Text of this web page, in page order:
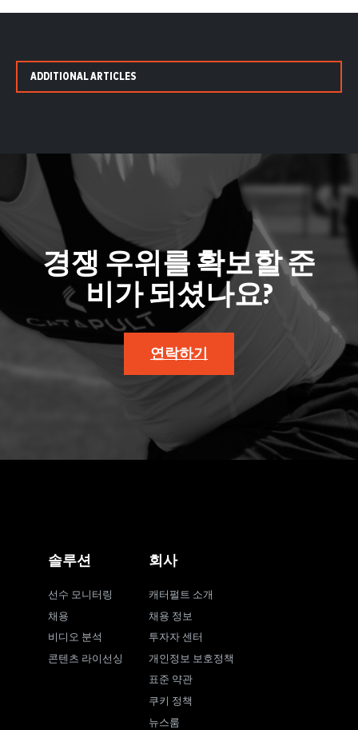
ADDITIONAL ARTICLES
경쟁 우위를 확보할 준
비가 되셨나요?
연락하기
솔루션
선수 모니터링
채용
비디오 분석
콘텐츠 라이선싱
회사
캐터펄트 소개
채용 정보
투자자 센터
개인정보 보호정책
표준 약관
쿠키 정책
뉴스룸